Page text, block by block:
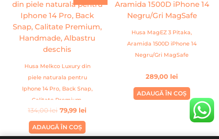
Husa Melkco Luxury din
piele naturala pentru
Iphone 14 Pro, Back Snap,
Calitate Premium,
Handmade, Albastru
deschis
134,00lei
a
fost:
134,00 lei.
79,99 lei
este:
79,99 lei.
ADAUGĂ ÎN COȘ
Husa MagEZ 3 Pitaka,
Aramida 1500D iPhone 14
Negru/Gri MagSafe
289,00 lei
ADAUGĂ ÎN COȘ